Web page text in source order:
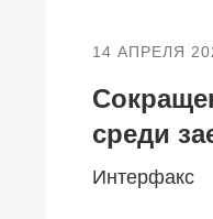
14 АПРЕЛЯ
среди
Интерфакс